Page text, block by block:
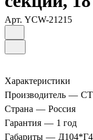
Арт. YCW-21215
Характеристики
Производитель —
Страна — Россия
Гарантия — 1 год
Габариты —